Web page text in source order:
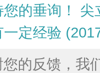
的垂询！
定经验
您的反馈，我